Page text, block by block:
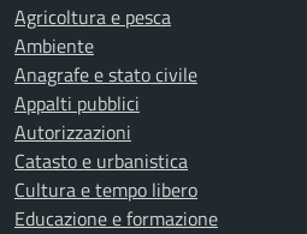
Agricoltura e pesca
Ambiente
Anagrafe e stato civile
Appalti pubblici
Autorizzazioni
Catasto e urbanistica
Cultura e tempo libero
Educazione e formazione